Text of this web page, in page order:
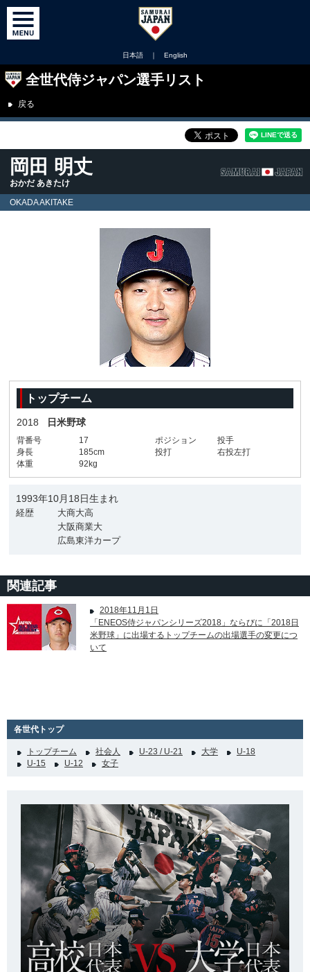
日本語 ｜ English
全世代侍ジャパン選手リスト
戻る
岡田 明丈
おかだ あきたけ
OKADA AKITAKE
トップチーム
2018 日米野球
背番号 17 ポジション
投手
身長
185cm 投打
右投左打
体重
92kg
1993年10月18日生まれ
経歴
大商大高
大阪商業大
広島東洋カープ
関連記事
2018年11月1日
「ENEOS侍ジャパンシリーズ2018」ならびに「2018日
米野球」に出場するトップチームの出場選手の変更につ
いて
各世代トップ
トップチーム 社会人 U-23 / U-21 大学
U-18
U-15
U-12 女子